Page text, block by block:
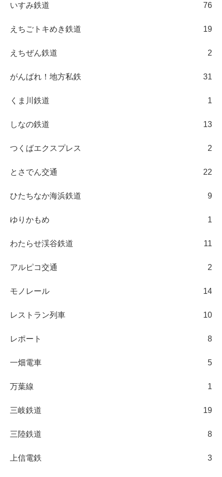
いすみ鉄道 76
えちごトキめき鉄道 19
えちぜん鉄道 2
がんばれ！地方私鉄 31
くま川鉄道 1
しなの鉄道 13
つくばエクスプレス 2
とさでん交通 22
ひたちなか海浜鉄道 9
ゆりかもめ 1
わたらせ渓谷鉄道 11
アルピコ交通 2
モノレール 14
レストラン列車 10
レポート 8
一畑電車 5
万葉線 1
三岐鉄道 19
三陸鉄道 8
上信電鉄 3